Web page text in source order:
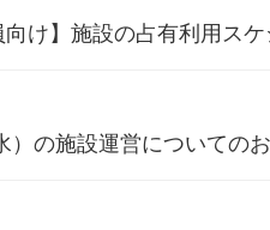
向け】施設の占有利用ス
）の施設運営についての